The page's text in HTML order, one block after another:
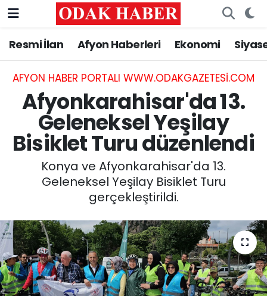
Resmi İlan Afyon Haberleri Ekonomi
AFYON HABER PORTALI WWW.ODAKGAZETESI.COM
Afyonkarahisar'da 13.
Geleneksel Yeşilay
Bisiklet Turu düzenlendi
Konya ve Afyonkarahisar'da 13.
Geleneksel Yeşilay Bisiklet Turu
gerçekleştirildi.
AFYONKARAHİSAR HABERLERİ
Resmi İlan
ASAYİŞ
GÜNCEL
SİYASET
MAGAZİN
SAĞLIK
SPOR
Nöbetçi Eczaneler
Hava Durumu
Trafik Durumu
Süper Lig Puan Durumu ve Fikstür
Tüm Manşetler
Son Dakika Haberleri
Haber Arşivi